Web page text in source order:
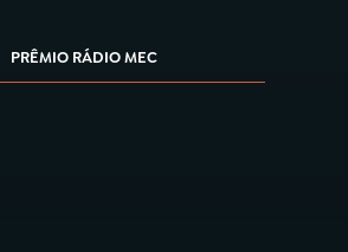
PRÊMIO RÁDIO MEC